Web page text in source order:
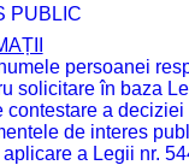
PUBLIC
persoanei
solicitare în baza
contestare a
de interes
a Legii nr.